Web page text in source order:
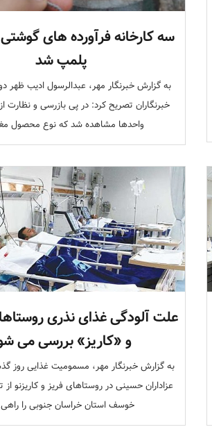
سه کارخانه فرآورده های گوشتی
پلمپ شد
به گزارش خبرنگار مهر، عبدالرسول ادیب ظهر
خبرنگاران تصریح کرد: در پی بازرسی و نظارت
واحدها مشاهده شد که نوع محصول
علت آلودگی غذای نذری
و «کاریز» بررسی می
عزاداران حسینی در روستاهای فریز و کاریزنو
خوسف استان خراسان جنوبی را